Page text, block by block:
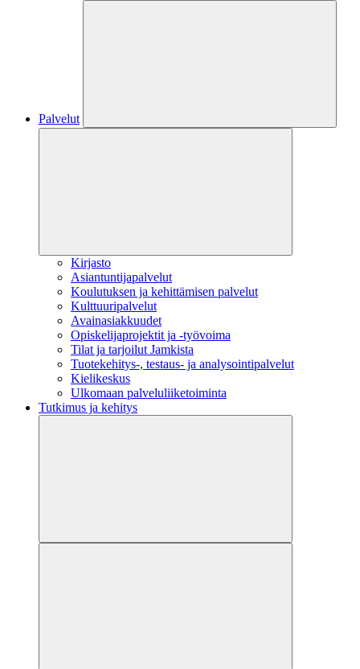
Palvelut
Kirjasto
Asiantuntijapalvelut
Koulutuksen ja kehittämisen palvelut
Kulttuuripalvelut
Avainasiakkuudet
Opiskelijaprojektit​ ja -työvoima
Tilat ja tarjoilut Jamkista
Tuotekehitys-, testaus- ja analysointipalvelut
Kielikeskus
Ulkomaan palveluliiketoiminta
Tutkimus ja kehitys